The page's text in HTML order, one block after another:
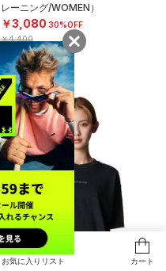
お気に入りリスト カート
レーニング/WOMEN）
￥3,080 30%OFF
￥4,400